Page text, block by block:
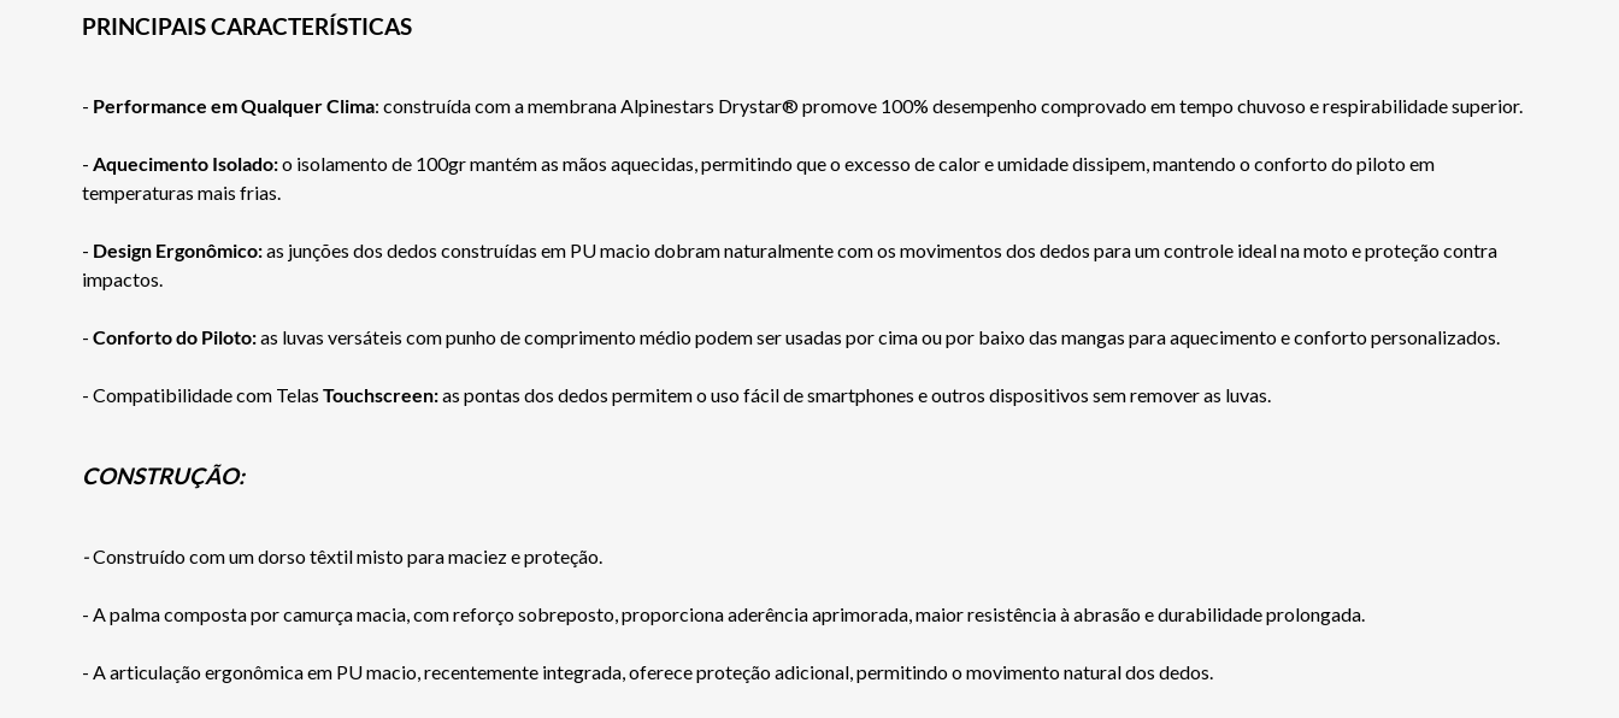
PRINCIPAIS CARACTERÍSTICAS
- Performance em Qualquer Clima: construída com a membrana Alpinestars Drystar® promove 100% desempenho comprovado em tempo chuvoso e respirabilidade superior.
- Aquecimento Isolado:o isolamento de 100gr mantém as mãos aquecidas, permitindo que o excesso de calor e umidade dissipem, mantendo o conforto do piloto em
temperaturas mais frias.
- Design Ergonômico:as junções dos dedos construídas em PU macio dobram naturalmente com os movimentos dos dedos para um controle ideal na moto e proteção contra
impactos.
- Conforto do Piloto:as luvas versáteis com punho de comprimento médio podem ser usadas por cima ou por baixo das mangas para aquecimento e conforto personalizados.
- Compatibilidade com Telas Touchscreen:as pontas dos dedos permitem o uso fácil de smartphones e outros dispositivos sem remover as luvas.
CONSTRUÇÃO:
-Construído com um dorso têxtil misto para maciez e proteção.
- A palma composta por camurça macia, com reforço sobreposto, proporciona aderência aprimorada, maior resistência à abrasão e durabilidade prolongada.
- A articulação ergonômica em PU macio, recentemente integrada, oferece proteção adicional, permitindo o movimento natural dos dedos.